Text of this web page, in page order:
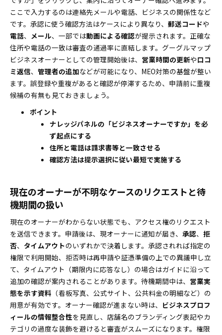
ここで入力するのは連絡先メールや電話、ビジネスの関係性など
です。承認に使う確認方法はケースにより異なり、 郵送コードや
電話、 メール、一部では動画による確認が提示されます。正確な
住所や電話の一致は審査の通過率に直結します。グーグルマップ
ビジネスオーナーとしての管理開始後は、 営業時間の更新や口コ
ミ返信、 管理者の追加などが可能になり、MEO対策の基盤が整い
ます。誤登録や重複があると確認が停滞するため、申請前に重複
候補の有無も見ておきましょう。
ポイント
ナレッジパネルの「ビジネスオーナーですか」を必
ず起点にする
住所と電話は請求書等と一致させる
確認方法は提示選択に従い最短で実施する
現在のオーナーが不明なケースのリクエストと待
機期間の扱い
現在のオーナーがわからない状態でも、アクセス権のリクエスト
を送信できます。申請後は、現オーナーに通知が届き、 承認、 拒
否、 タイムアウトのいずれかで決着します。承認されれば指定の
権限で利用開始、拒否時は再申請や証憑準備の上での異議申し立
て、タイムアウト（期限内に応答なし）の場合はガイドに沿って
追加の確認が案内されることがあります。待機期間中は、 営業実
態を示す資料 （看板写真、公式サイト、公共料金の明細など）の
用意が有効です。オーナー確認が進まない時は、 ビジネスプロフ
ィールの情報整合性を見直し、店舗名のブランディング表記やカ
テゴリの過度な装飾を避けると審査がスムーズになります。権限